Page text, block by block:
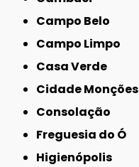
Campo Belo
Campo Limpo
Casa Verde
Cidade Monções
Consolação
Freguesia do Ó
Higienópolis